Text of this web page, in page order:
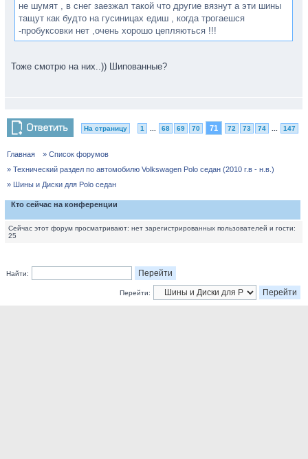
не шумят , в снег заезжал такой что другие вязнут а эти шины
тащут как будто на гусиницах едиш , когда трогаешся
-пробуксовки нет ,очень хорошо цепляються !!!
Тоже смотрю на них..)) Шипованные?
На страницу 1 68 69 70 71 72 73 74 147
Главная
» Список форумов
» Технический раздел по автомобилю Volkswagen Polo седан (2010 г.в - н.в.)
» Шины и Диски для Polo седан
Кто сейчас на конференции
Сейчас этот форум просматривают: нет зарегистрированных пользователей и гости:
25
Найти:
Перейти: